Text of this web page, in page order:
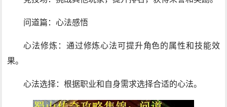
问道篇：心法感悟
心法修炼：通过修炼心法可提升角色的属性和技能效
果。
心法选择：根据职业和自身需求选择合适的心法。